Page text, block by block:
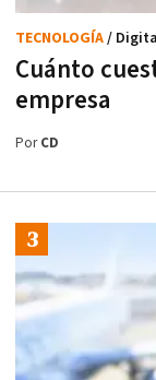
Cuánto
empresa
TECNOLOGÍA/
PorCD